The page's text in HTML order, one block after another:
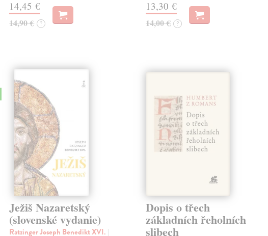
14,45 €
14,90 € ?
13,30 €
14,00 € ?
Ježiš Nazaretský
(slovenské vydanie)
Ratzinger Joseph Benedikt XVI. |
Dopis o třech
základních řeholních
slibech